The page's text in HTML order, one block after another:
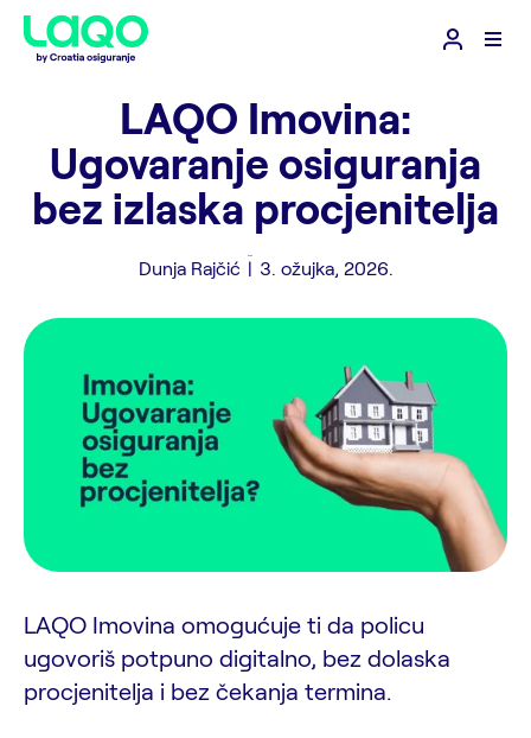
LAQO Imovina:
Ugovaranje osiguranja
bez izlaska procjenitelja
Dunja Rajčić | 3. ožujka, 2026.
LAQO Imovina omogućuje ti da policu
ugovoriš potpuno digitalno, bez dolaska
procjenitelja i bez čekanja termina.